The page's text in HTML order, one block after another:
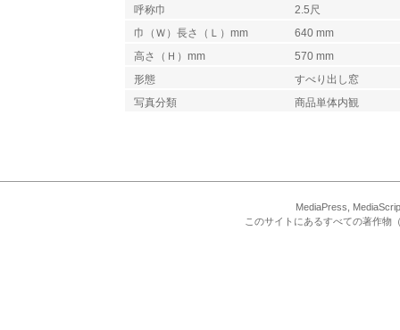
呼称巾
2.5尺
巾（Ｗ）長さ（Ｌ）mm
640 mm
高さ（Ｈ）mm
570 mm
形態
すべり出し窓
写真分類
商品単体内観
MediaPress,
このサイトにあるすべての著作物